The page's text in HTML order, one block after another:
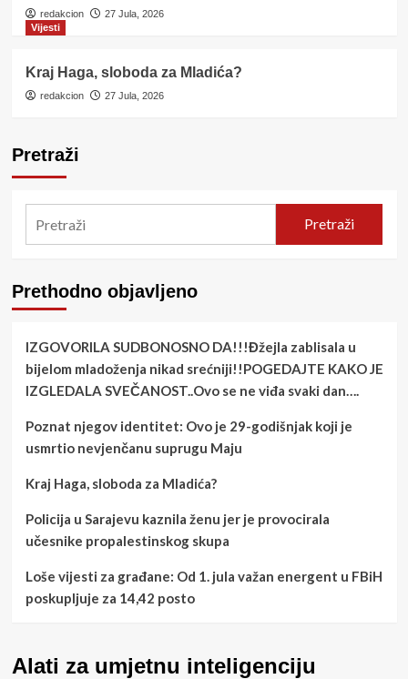
redakcion
27 Jula, 2026
Vijesti
Kraj Haga, sloboda za Mladića?
redakcion 27 Jula, 2026
Pretraži
Pretraži
Prethodno objavljeno
IZGOVORILA SUDBONOSNO DA!!!Đžejla zablisala u
bijelom mladoženja nikad srećniji!!POGEDAJTE KAKO JE
IZGLEDALA SVEČANOST..Ovo se ne viđa svaki dan….
Poznat njegov identitet: Ovo je 29-godišnjak koji je
usmrtio nevjenčanu suprugu Maju
Kraj Haga, sloboda za Mladića?
Policija u Sarajevu kaznila ženu jer je provocirala
učesnike propalestinskog skupa
Loše vijesti za građane: Od 1. jula važan energent u FBiH
poskupljuje za 14,42 posto
Alati za umjetnu inteligenciju